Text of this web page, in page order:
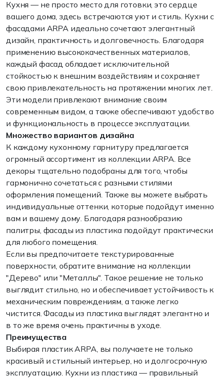
Кухня — не просто местодля готовки,это сердце
вашего дома, здесь встречаются уют и стиль. Кухни с
фасадами ARPA идеально сочетают элегантный
дизайн, практичность и долговечность. Благодаря
применению высококачественных материалов,
каждый фасад обладает исключительной
стойкостью к внешним воздействиям и сохраняет
свою привлекательность на протяжении многих лет.
Эти модели привлекают внимание своим
современным видом, а также обеспечивают удобство
и функциональность в процессеэксплуатации.
Множество вариантов дизайна
К каждомукухонному гарнитуру предлагается
огромный ассортимент из коллекции ARPA. Все
декоры тщательно подобраны для того,чтобы
гармонично сочетатьсяс разными стилями
оформления помещений. Также вы можете выбрать
индивидуальные оттенки, которые подойдут именно
вам и вашему дому. Благодаря разнообразию
палитры, фасады из пластика подойдут практически
для любого помещения.
Если вы предпочитаете текстурированные
поверхности, обратите внимание на коллекции
"Дерево" или "Металлы". Такое решение не только
выглядит стильно, но и обеспечивает устойчивость к
механическим повреждениям, а также легко
чистится.Фасады из пластика выглядят элегантно и
в то же время очень практичны в уходе.
Преимущества
Выбирая пластикARPA, вы получаете не только
красивый и стильный интерьер, но и долгосрочную
эксплуатацию. Кухни из пластика — правильный